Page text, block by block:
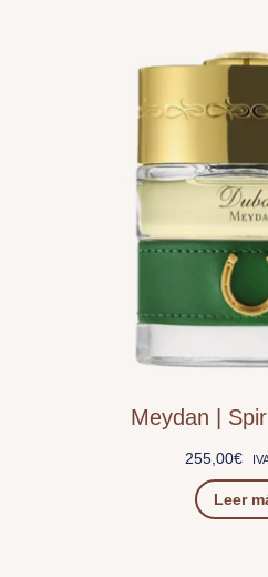
Meydan |
255,00€
Leer